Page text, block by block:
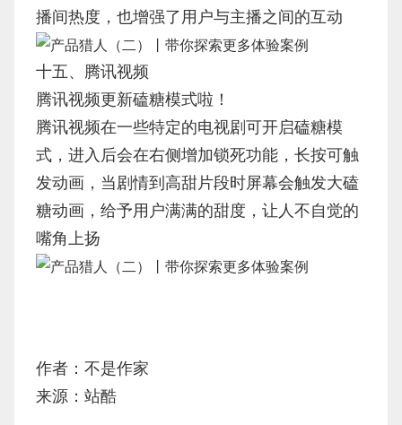
播间热度，也增强了用户与主播之间的互动
十五、腾讯视频
腾讯视频更新磕糖模式啦！
腾讯视频在一些特定的电视剧可开启磕糖模
式，进入后会在右侧增加锁死功能，长按可触
发动画，当剧情到高甜片段时屏幕会触发大磕
糖动画，给予用户满满的甜度，让人不自觉的
嘴角上扬
作者：不是作家
来源：站酷